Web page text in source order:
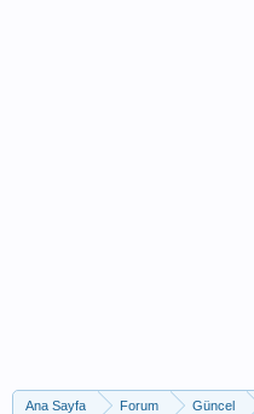
Ana Sayfa Forum Güncel